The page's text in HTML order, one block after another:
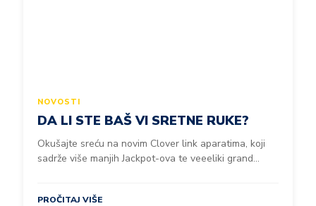
NOVOSTI
DA LI STE BAŠ VI SRETNE RUKE?
Okušajte sreću na novim Clover link aparatima, koji
sadrže više manjih Jackpot-ova te veeeliki grand...
PROČITAJ VIŠE